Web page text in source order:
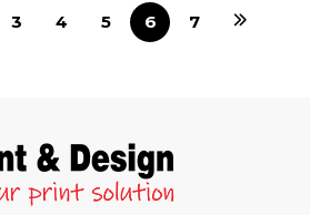
3 4 5 6 7